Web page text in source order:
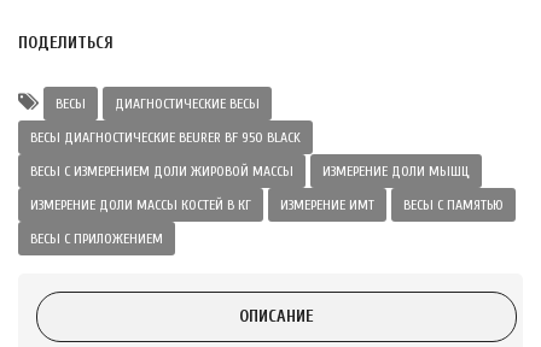
ПОДЕЛИТЬСЯ
ВЕСЫ
ДИАГНОСТИЧЕСКИЕ ВЕСЫ
ВЕСЫ ДИАГНОСТИЧЕСКИЕ BEURER BF 950 BLACK
ВЕСЫ С ИЗМЕРЕНИЕМ ДОЛИ ЖИРОВОЙ МАССЫ
ИЗМЕРЕНИЕ ДОЛИ МЫШЦ
ИЗМЕРЕНИЕ ДОЛИ МАССЫ КОСТЕЙ В КГ
ИЗМЕРЕНИЕ ИМТ
ВЕСЫ С ПАМЯТЬЮ
ВЕСЫ С ПРИЛОЖЕНИЕМ
ОПИСАНИЕ